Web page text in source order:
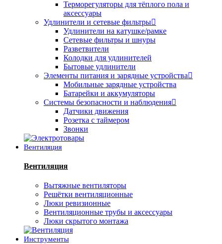
Терморегуляторы для тёплого пола и
аксессуары
Удлинители и сетевые фильтры
Удлинители на катушке/рамке
Сетевые фильтры и шнуры
Разветвители
Колодки для удлинителей
Бытовые удлинители
Элементы питания и зарядные устройства
Мобильные зарядные устройства
Батарейки и аккумуляторы
Системы безопасности и наблюдения
Датчики движения
Розетка с таймером
Звонки
Вентиляция
Вентиляция
Вытяжные вентиляторы
Решётки вентиляционные
Люки ревизионные
Вентиляционные трубы и аксессуары
Люки скрытого монтажа
Инструменты